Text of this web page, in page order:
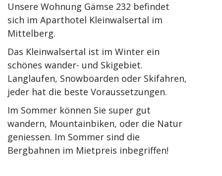
Unsere Wohnung Gämse 232 befindet
sich im Aparthotel Kleinwalsertal im
Mittelberg.
Das Kleinwalsertal ist im Winter ein
schönes wander- und Skigebiet.
Langlaufen, Snowboarden oder Skifahren,
jeder hat die beste Voraussetzungen.
Im Sommer können Sie super gut
wandern, Mountainbiken, oder die Natur
geniessen. Im Sommer sind die
Bergbahnen im Mietpreis inbegriffen!